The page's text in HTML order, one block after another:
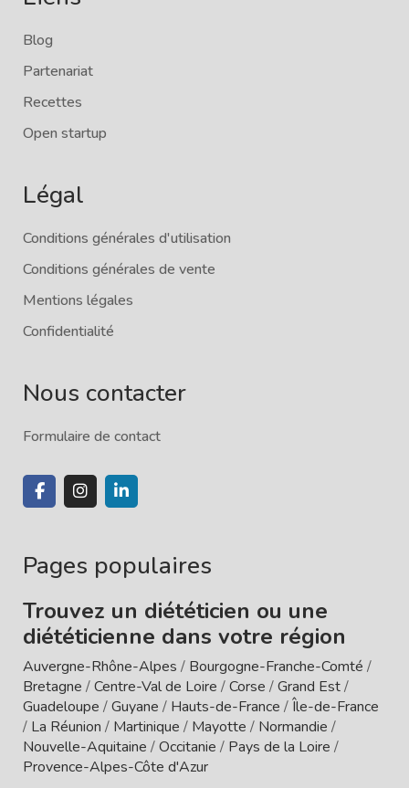
Blog
Partenariat
Recettes
Open startup
Légal
Conditions générales d'utilisation
Conditions générales de vente
Mentions légales
Confidentialité
Nous contacter
Formulaire de contact
Pages populaires
Trouvez un diététicien ou une
diététicienne dans votre région
Auvergne-Rhône-Alpes / Bourgogne-Franche-Comté /
Bretagne /Centre-Val de Loire /Corse /Grand Est/
Guadeloupe /Guyane / Hauts-de-France /Île-de-France
/ La Réunion / Martinique / Mayotte / Normandie /
Nouvelle-Aquitaine /Occitanie / Pays de la Loire /
Provence-Alpes-Côte d'Azur